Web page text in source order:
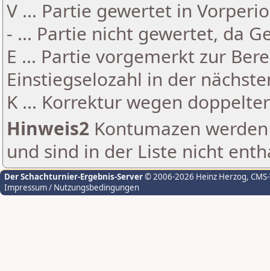
V ... Partie gewertet in
- ... Partie nicht gewertet, da
E ... Partie vorgemerkt zur
Einstiegselozahl in der
K ... Korrektur wegen
Hinweis2 Kontumazen
und sind in der Liste nicht
Der Schachturnier-Ergebnis-Server© 2006-2026 Heinz Herzog,
Impressum / Nutzungsbedingungen